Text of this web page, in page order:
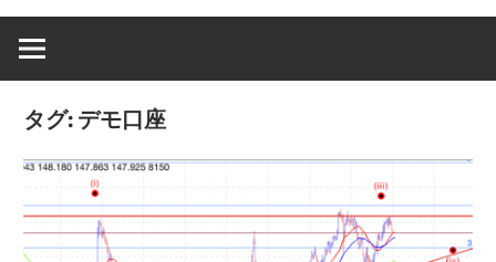
タグ: デモ口座